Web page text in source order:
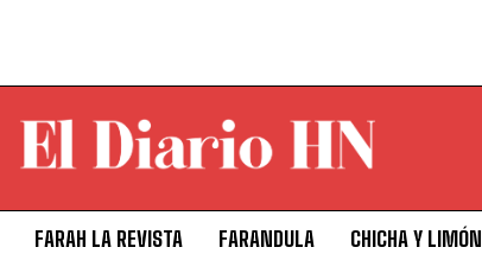
FARAH LA REVISTA FARANDULA CHICHA Y LIMÓN